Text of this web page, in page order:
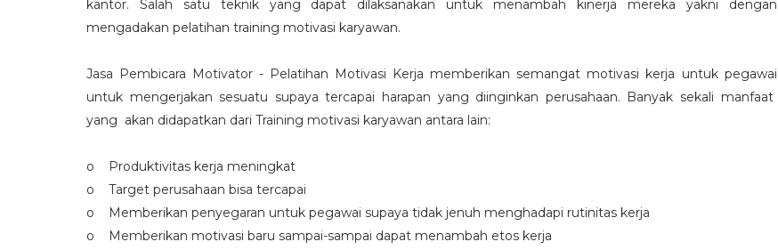
kantor. Salah satu teknik yang dapat dilaksanakan untuk menambah kinerja mereka yakni dengan
mengadakan pelatihan training motivasi karyawan.
Jasa Pembicara Motivator - Pelatihan Motivasi Kerja memberikan semangat motivasi kerja untuk pegawai
untuk mengerjakan sesuatu supaya tercapai harapan yang diinginkan perusahaan. Banyak sekali manfaat
yang akan didapatkan dari Training motivasi karyawan antara lain:
o Produktivitas kerja meningkat
o Target perusahaan bisa tercapai
o Memberikan penyegaran untuk pegawai supaya tidak jenuh menghadapi rutinitas kerja
o Memberikan motivasi baru sampai-sampai dapat menambah etos kerja